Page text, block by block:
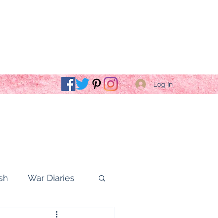
Log In
War Diaries